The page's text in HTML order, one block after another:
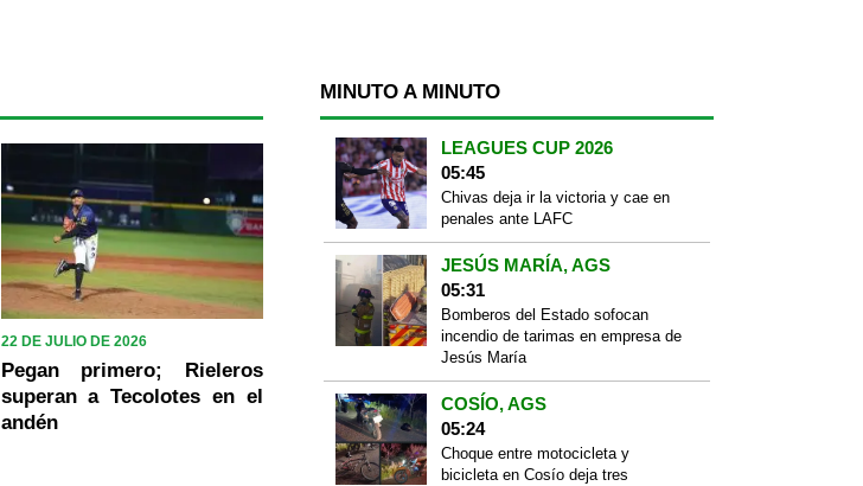
22 DE JULIO DE 2026
Pegan primero; Rieleros
superan a Tecolotes en el
andén
MINUTO A MINUTO
LEAGUES CUP 2026
05:45
Chivas deja ir la victoria y cae en
penales ante LAFC
JESÚS MARÍA, AGS
05:31
Bomberos del Estado sofocan
incendio de tarimas en empresa de
Jesús María
COSÍO, AGS
05:24
Choque entre motocicleta y
bicicleta en Cosío deja tres